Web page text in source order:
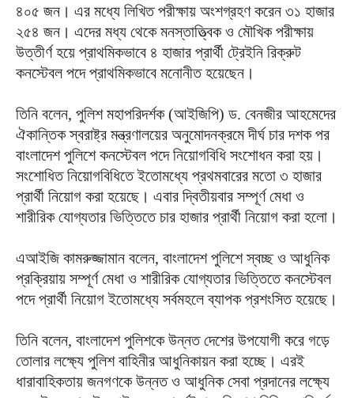
৪০৫ জন। এর মধ্যে লিখিত পরীক্ষায় অংশগ্রহণ করেন ৩১ হাজার
২৫৪ জন। এদের মধ্য থেকে মনস্তাত্ত্বিক ও মৌখিক পরীক্ষায়
উত্তীর্ণ হয়ে প্রাথমিকভাবে ৪ হাজার প্রার্থী ট্রেইনি রিক্রুট
কনস্টেবল পদে প্রাথমিকভাবে মনোনীত হয়েছেন।
তিনি বলেন, পুলিশ মহাপরিদর্শক (আইজিপি) ড. বেনজীর আহমেদের
ঐকান্তিক স্বরাষ্ট্র মন্ত্রণালয়ের অনুমোদনক্রমে দীর্ঘ চার দশক পর
বাংলাদেশ পুলিশে কনস্টেবল পদে নিয়োগবিধি সংশোধন করা হয়।
সংশোধিত নিয়োগবিধিতে ইতোমধ্যে প্রথমবারের মতো ৩ হাজার
প্রার্থী নিয়োগ করা হয়েছে। এবার দ্বিতীয়বার সম্পূর্ণ মেধা ও
শারীরিক যোগ্যতার ভিত্তিতে চার হাজার প্রার্থী নিয়োগ করা হলো।
এআইজি কামরুজ্জামান বলেন, বাংলাদেশ পুলিশে স্বচ্ছ ও আধুনিক
প্রক্রিয়ায় সম্পূর্ণ মেধা ও শারীরিক যোগ্যতার ভিত্তিতে কনস্টেবল
পদে প্রার্থী নিয়োগ ইতোমধ্যে সর্বমহলে ব্যাপক প্রশংসিত হয়েছে।
তিনি বলেন, বাংলাদেশ পুলিশকে উন্নত দেশের উপযোগী করে গড়ে
তোলার লক্ষ্যে পুলিশ বাহিনীর আধুনিকায়ন করা হচ্ছে। এরই
ধারাবাহিকতায় জনগণকে উন্নত ও আধুনিক সেবা প্রদানের লক্ষ্যে